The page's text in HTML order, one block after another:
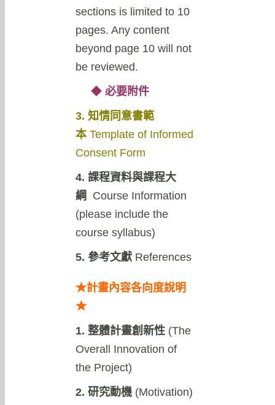
sections is limited to 10
pages. Any content
beyond page 10 will not
be reviewed.
◆ 必要附件
3. 知情同意書範
本Template of Informed
Consent Form
4. 課程資料與課程大
綱
Course Information
(please include the
course syllabus)
5. 參考文獻 References
★計畫內容各向度說明
★
1. 整體計畫創新性 (The
Overall Innovation of
the Project)
2. 研究動機 (Motivation)